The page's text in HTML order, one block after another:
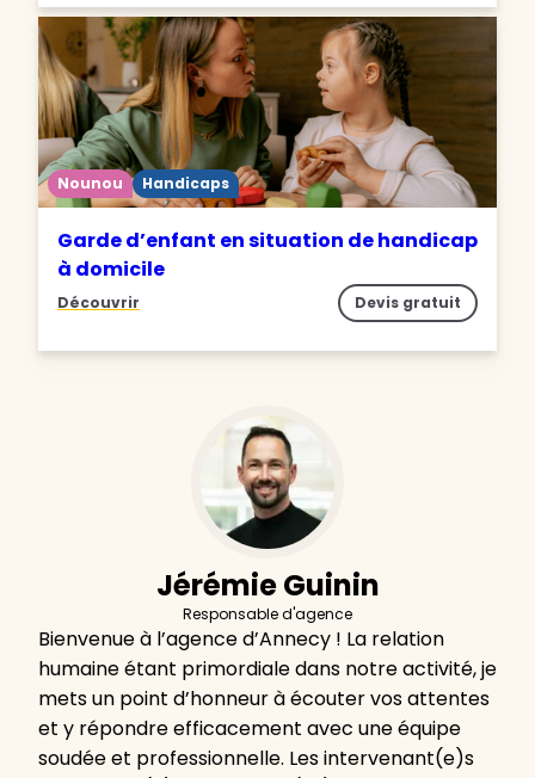
Nounou Handicaps
Garde d’enfant en situation de handicap
à domicile
Découvrir Devis gratuit
Jérémie Guinin
Responsable d'agence
Bienvenue à l’agence d’Annecy ! La relation
humaine étant primordiale dans notre activité, je
mets un point d’honneur à écouter vos attentes
et y répondre efficacement avec une équipe
soudée et professionnelle. Les intervenant(e)s